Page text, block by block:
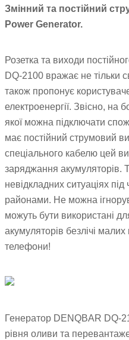
Змінний та постійний
Power Generator.
Розетка та виходи
DQ-2100 вражає не тільки
також пропонує
електроенергії. Звісно, на
якої можна підключати
має постійний струмовий
спеціального кабелю цей
заряджання акумуляторів.
невідкладних ситуаціях
районами. Не можна
можуть бути використані
акумуляторів безлічі малих
телефони!
Генератор DENQBAR DQ-
рівня оливи та